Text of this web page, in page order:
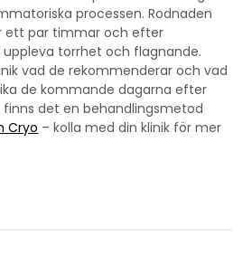
processen. Rodnaden
ett par timmar och efter
torrhet och flagnande.
vad de rekommenderar och vad
de kommande dagarna efter
finns det en behandlingsmetod
Cryo – kolla med din klinik för mer